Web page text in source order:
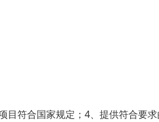
符合国家规定；4、提供符合要